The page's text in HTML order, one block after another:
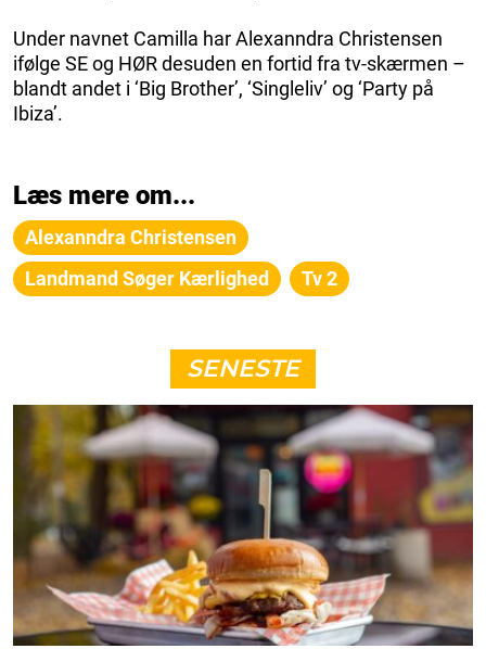
Under navnet Camilla har Alexanndra Christensen
ifølge SE og HØR desuden en fortid fra tv-skærmen –
blandt andet i ‘Big Brother’, ‘Singleliv’ og ‘Party på
Ibiza’.
Læs mere om...
Alexanndra Christensen
Landmand Søger Kærlighed
Tv 2
SENESTE